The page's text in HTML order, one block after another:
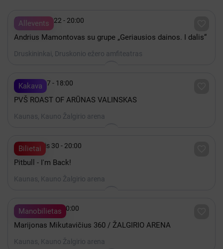
Allevents
 Rugpjūtis 22 - 20:00
Andrius Mamontovas su grupe „Geriausios dainos. I dalis“
Druskininkai, Druskonio ežero amfiteatras
Kakava
 Spalis 17 - 18:00
PVŠ ROAST OF ARŪNAS VALINSKAS
Kaunas, Kauno Žalgirio arena
Bilietai
 Lapkritis 30 - 20:00
Pitbull - I'm Back!
Kaunas, Kauno Žalgirio arena
Manobilietas
 Gruodis 19 - 20:00
Marijonas Mikutavičius 360 / ŽALGIRIO ARENA
Kaunas, Kauno Žalgirio arena